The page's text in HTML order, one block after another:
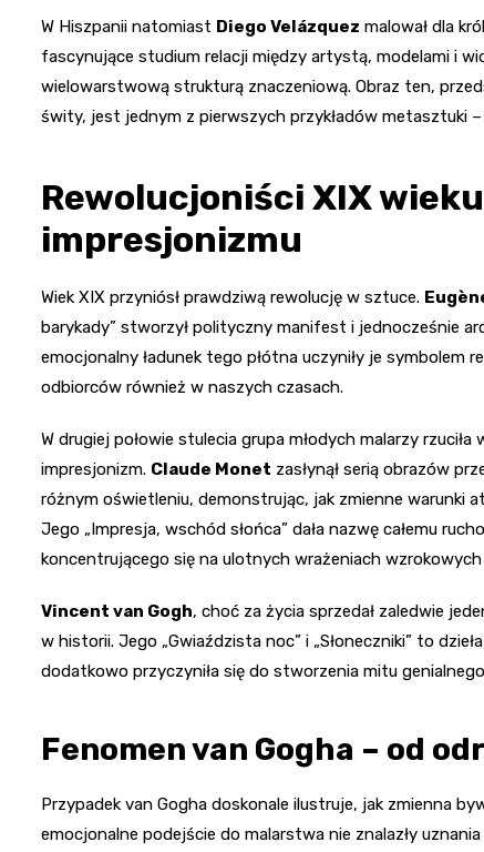
W Hiszpanii natomiast Diego Velázquez malował dla
fascynujące studium relacji między artystą, modelami i
wielowarstwową strukturą znaczeniową. Obraz ten,
świty, jest jednym z pierwszych przykładów metasztuki
Rewolucjoniści XIX
impresjonizmu
Wiek XIX przyniósł prawdziwą rewolucję w sztuce.
barykady” stworzył polityczny manifest i jednocześnie
emocjonalny ładunek tego płótna uczyniły je
odbiorców również w naszych czasach.
W drugiej połowie stulecia grupa młodych malarzy
impresjonizm. Claude Monet zasłynął serią obrazów
różnym oświetleniu, demonstrując, jak zmienne warunki
Jego „Impresja, wschód słońca” dała nazwę całemu
koncentrującego się na ulotnych wrażeniach
Vincent van Gogh, choć za życia sprzedał zaledwie
w historii. Jego „Gwiaździsta noc” i „Słoneczniki” to
dodatkowo przyczyniła się do stworzenia mitu
Fenomen van Gogha – od
Przypadek van Gogha doskonale ilustruje, jak zmienna
emocjonalne podejście do malarstwa nie znalazły